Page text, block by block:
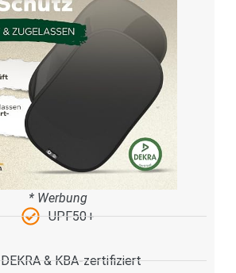
* Werbung
UPF50+
DEKRA & KBA-zertifiziert